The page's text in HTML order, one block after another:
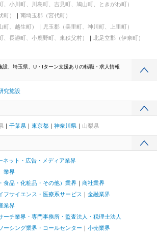
、小川町、川島町、吉見町、鳩山町、ときがわ町）
）
南埼玉郡（宮代町）
町、越生町）
児玉郡（美里町、神川町、上里町）
、長瀞町、小鹿野町、東秩父村）
北足立郡（伊奈町）
設、埼玉県、U・Iターン支援ありの転職・求人情報
究施設
千葉県 東京都 神奈川県 山梨県
ネット・広告・メディア業界
業界
食品・化粧品・その他）業界
商社業界
フサイエンス・医療系サービス
金融業界
業界
ーチ業界・専門事務所・監査法人・税理士法人
ーシング業界・コールセンター
小売業界